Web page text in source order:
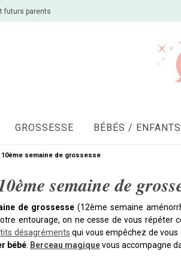
futurs parents
GROSSESSE BÉBÉS / ENFANTS
10ème semaine de grossesse
semaine de
de grossesse (12ème semaine
entourage, on ne cesse de vous répéter
désagréments qui vous empêchez de vous
bébé Berceau magiquevous accompagne